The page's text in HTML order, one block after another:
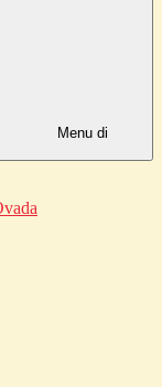
Menu di